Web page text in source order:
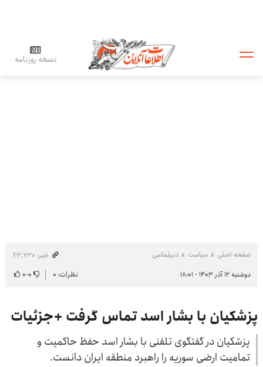
نسخه روزنامه
صفحه اصلی سیاست دیپلماسی
خبر: ۷۳٬۷۳۰
دوشنبه ۱۲ آذر ۱۴۰۳ - ۱۸:۰۱
نظرات: ۰ ۰-۰
پزشکیان با بشار اسد تماس گرفت +جزئیات
پزشکیان در گفتگوی تلفنی با بشار اسد حفظ حاکمیت و
تمامیت ارضی سوریه را راهبرد منطقه ایران دانست.